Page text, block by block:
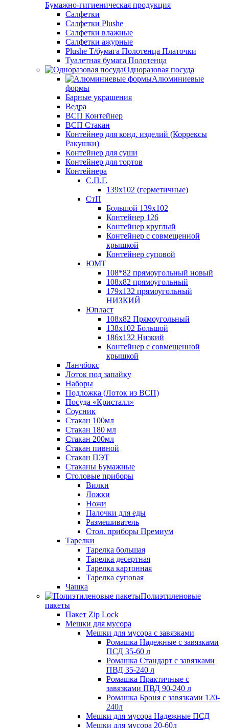
Бумажно-гигиеническая продукция
Салфетки
Салфетки Plushe
Салфетки влажные
Салфетки ажурные
Plushe Т/бумага Полотенца Платочки
Туалетная бумага Полотенца
Одноразовая посуда
Алюминиевые
формы
Барные украшения
Ведра
ВСП Контейнер
ВСП Стакан
Контейнер для конд. изделий (Коррексы
Ракушки)
Контейнер для суши
Контейнер для тортов
Контейнера
С.П.Г.
139х102 (герметичные)
СтП
Большой 139х102
Контейнер 126
Контейнер круглый
Контейнер с совмещенной
крышкой
Контейнер суповой
ЮМТ
108*82 прямоугольный новый
108х82 прямоугольный
179х132 прямоугольный
НИЗКИЙ
Юпласт
108х82 Прямоугольный
138х102 Большой
186х132 Низкий
Контейнер с совмещенной
крышкой
Ланчбокс
Лоток под запайку
Наборы
Подложка (Лоток из ВСП)
Посуда «Кристалл»
Соусник
Стакан 100мл
Стакан 180 мл
Стакан 200мл
Стакан пивной
Стакан ПЭТ
Стаканы Бумажные
Столовые приборы
Вилки
Ложки
Ножи
Палочки для еды
Размешиватель
Стол. приборы Премиум
Тарелки
Тарелка большая
Тарелка десертная
Тарелка картонная
Тарелка суповая
Чашка
Полиэтиленовые
пакеты
Пакет Zip Lock
Мешки для мусора
Мешки для мусора с завязками
Ромашка Надежные с завязками
ПСД 35-60 л
Ромашка Стандарт с завязками
ПВД 35-240 л
Ромашка Практичные с
завязками ПВД 90-240 л
Ромашка Броня с завязками 120-
240л
Мешки для мусора Надежные ПСД
Мешки для мусора 20-60л